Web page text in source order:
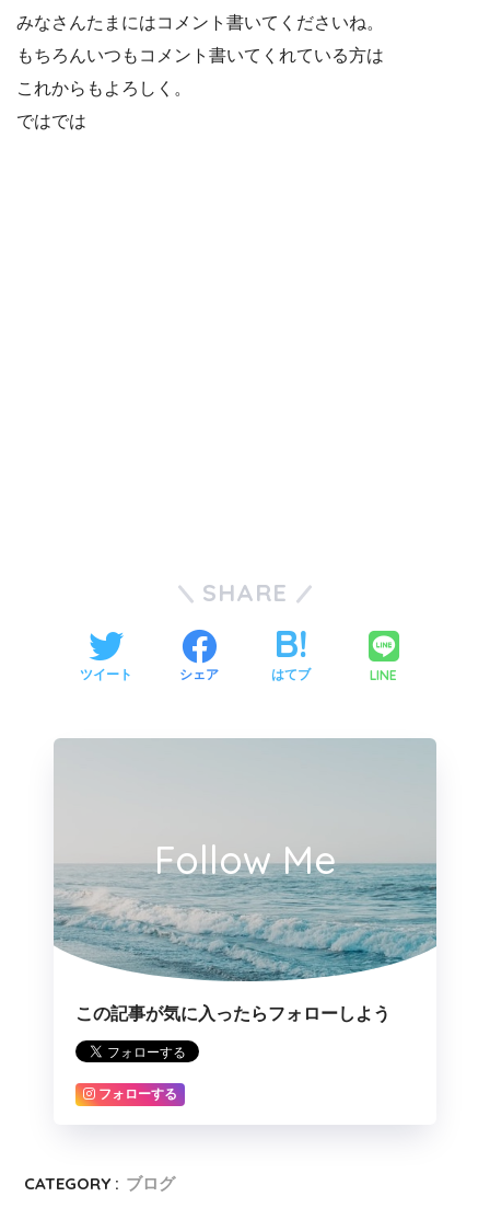
みなさんたまにはコメント書いてくださいね。
もちろんいつもコメント書いてくれている方は
これからもよろしく。
ではでは
SHARE
ツイート シェア はてブ LINE
Follow Me
この記事が気に入ったらフォローしよう
フォローする
CATEGORY : ブログ